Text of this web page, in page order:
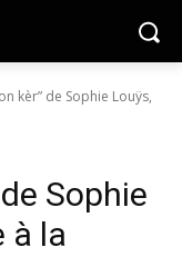
kèr” de Sophie Louÿs,
Sophie
à la